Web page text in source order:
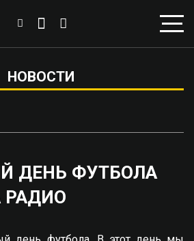
НОВОСТИ
ДЕНЬ ФУТБОЛА
РАДИО